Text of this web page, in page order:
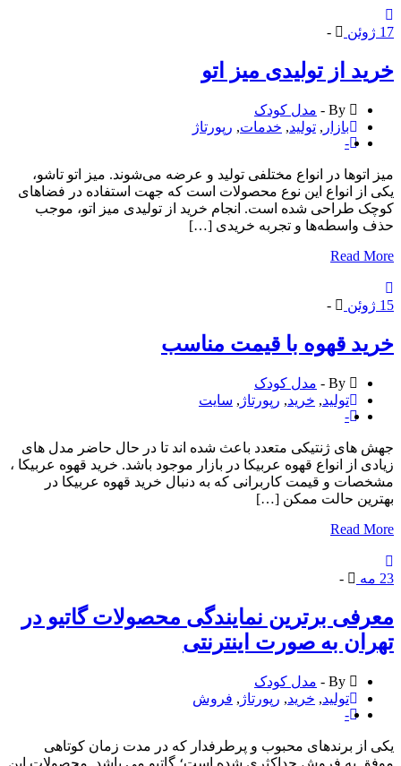
-
از تولیدی میز اتو
مدل کودک
بازار,تولید ,خدمات,رپورتاژ
در انواع مختلفی تولید و عرضه می‌شوند. میز اتو تاشو،
از انواع این نوع محصولات است که جهت استفاده در فضاهای
طراحی شده است. انجام خرید از تولیدی میز اتو، موجب
واسطه‌ها و تجربه خریدی […]
Read
-
قهوه با قیمت مناسب
مدل کودک
تولید,خرید ,رپورتاژ,سایت
های ژنتیکی متعدد باعث شده اند تا در حال حاضر مدل های
از انواع قهوه عربیکا در بازار موجود باشد. خرید قهوه عربیکا ،
و قیمت کاربرانی که به دنبال خرید قهوه عربیکا در
حالت ممکن […]
Read
-
برترین نمایندگی محصولات گاتیو در
به صورت اینترنتی
مدل کودک
تولید,خرید ,رپورتاژ,فروش
از برندهای محبوب و پرطرفدار که در مدت زمان کوتاهی
به فروش حداکثری شده است؛ گاتیو می باشد. محصولات این